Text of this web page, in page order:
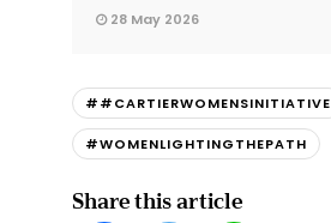
28 May 2026
##CARTIERWOMENSINITIATIVE
#WOMENLIGHTINGTHEPATH
Share this article